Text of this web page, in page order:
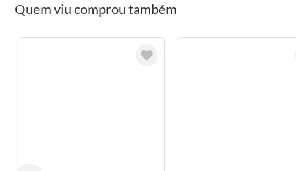
Quem viu comprou também